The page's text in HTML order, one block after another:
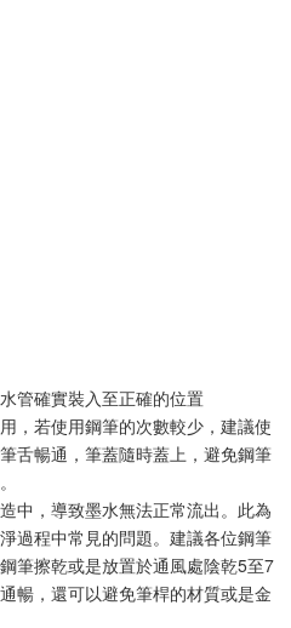
管確實裝入至正確的位置
，若使用鋼筆的次數較少，建議使
舌暢通，筆蓋隨時蓋上，避免鋼筆
中，導致墨水無法正常流出。此為
過程中常見的問題。建議各位鋼筆
筆擦乾或是放置於通風處陰乾5至7
暢，還可以避免筆桿的材質或是金